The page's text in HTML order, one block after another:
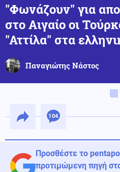
"Φωνάζουν" για
στο Αιγαίο οι
"Αττίλα" στα
Παναγιώτης Νάστος
104
Προσθέστε το
προτιμώμενη πηγή